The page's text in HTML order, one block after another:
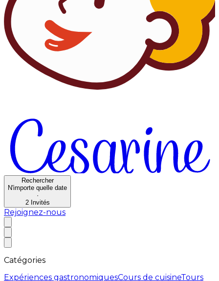
Rechercher
N'importe quelle date
·
2 Invités
Rejoignez-nous
Catégories
Expériences gastronomiquesCours de cuisineTours